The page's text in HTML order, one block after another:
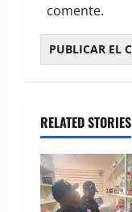
comente.
RELATED STORIES